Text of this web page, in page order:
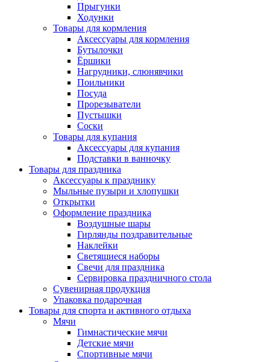
Прыгунки
Ходунки
Товары для кормления
Аксессуары для кормления
Бутылочки
Ёршики
Нагрудники, слюнявчики
Поильники
Посуда
Прорезыватели
Пустышки
Соски
Товары для купания
Аксессуары для купания
Подставки в ванночку
Товары для праздника
Аксессуары к празднику
Мыльные пузыри и хлопушки
Открытки
Оформление праздника
Воздушные шары
Гирлянды поздравительные
Наклейки
Светящиеся наборы
Свечи для праздника
Сервировка праздничного стола
Сувенирная продукция
Упаковка подарочная
Товары для спорта и активного отдыха
Мячи
Гимнастические мячи
Детские мячи
Спортивные мячи